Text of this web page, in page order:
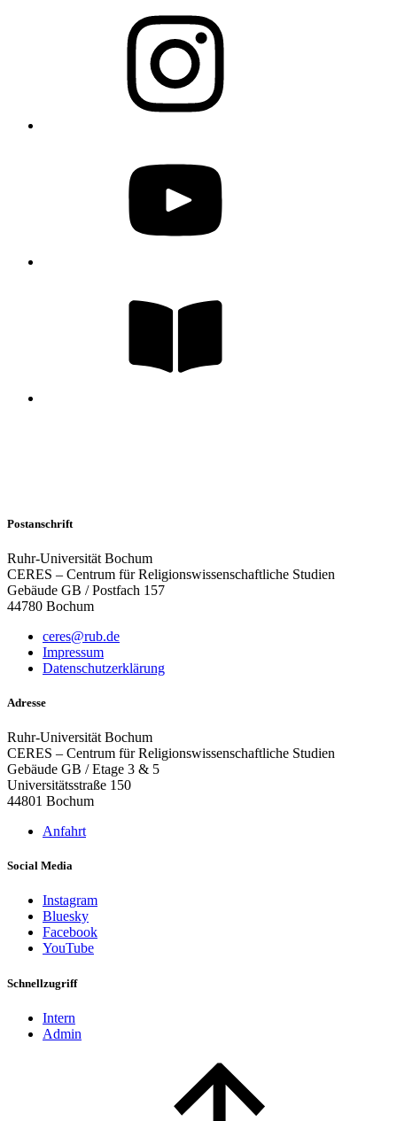
Postanschrift
Ruhr-Universität Bochum
CERES – Centrum für Religionswissenschaftliche Studien
Gebäude GB / Postfach 157
44780 Bochum
ceres@rub.de
Impressum
Datenschutzerklärung
Adresse
Ruhr-Universität Bochum
CERES – Centrum für Religionswissenschaftliche Studien
Gebäude GB / Etage 3 & 5
Universitätsstraße 150
44801 Bochum
Anfahrt
Social Media
Instagram
Bluesky
Facebook
YouTube
Schnellzugriff
Intern
Admin